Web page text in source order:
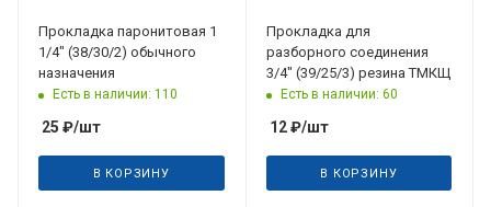
Прокладка паронитовая 1
1/4" (38/30/2) обычного
назначения
Есть в наличии: 110
25 ₽/шт
В КОРЗИНУ
Прокладка для
разборного соединения
3/4" (39/25/3) резина ТМКЩ
Есть в наличии: 60
12₽/шт
В КОРЗИНУ